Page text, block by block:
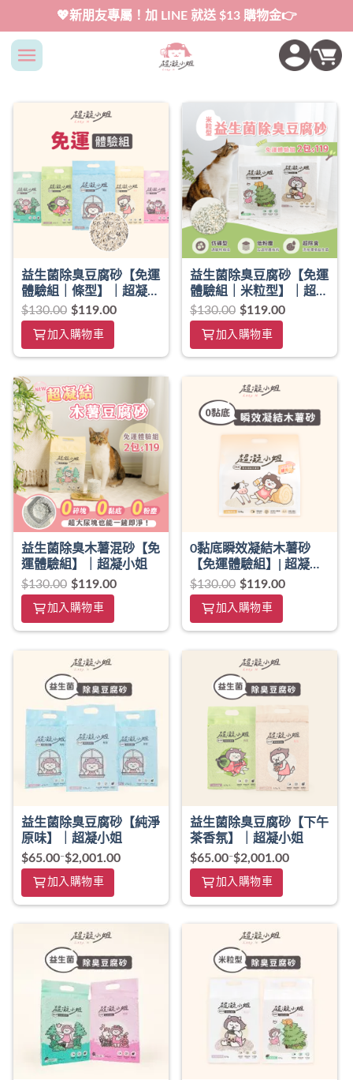
content
💖新朋友專屬！加 LINE 就送 $13 購物金👉
益生菌除臭豆腐砂【免運
體驗組｜條型】｜超凝小
姐
$130.00 $119.00
加入購物車
益生菌除臭豆腐砂【免運
體驗組｜米粒型】｜超凝
小姐
$130.00 $119.00
加入購物車
益生菌除臭木薯混砂【免
運體驗組】｜超凝小姐
$130.00 $119.00
加入購物車
0黏底瞬效凝結木薯砂
【免運體驗組】| 超凝小
姐
$130.00 $119.00
加入購物車
益生菌除臭豆腐砂【純淨
原味】｜超凝小姐
$65.00–$2,001.00
加入購物車
益生菌除臭豆腐砂【下午
茶香氛】｜超凝小姐
$65.00–$2,001.00
加入購物車